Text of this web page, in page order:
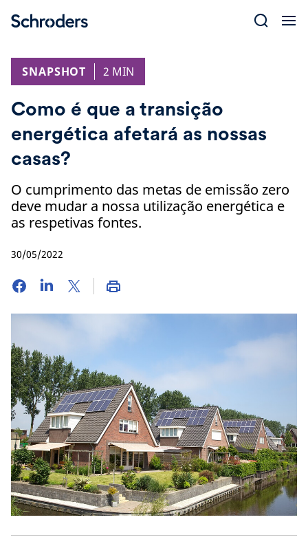
SNAPSHOT
2 MIN
Como é que a transição
energética afetará as nossas
casas?
O cumprimento das metas de emissão zero
deve mudar a nossa utilização energética e
as respetivas fontes.
30/05/2022